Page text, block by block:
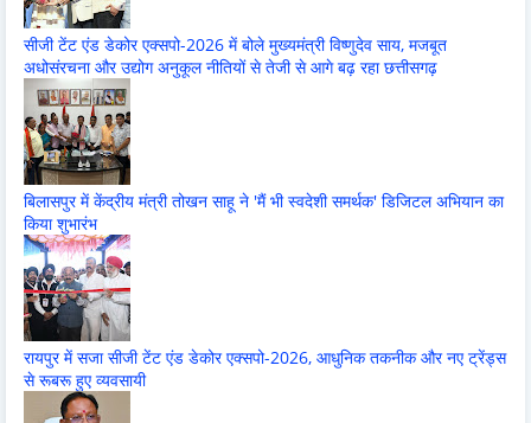
सीजी टेंट एंड डेकोर एक्सपो-2026 में बोले मुख्यमंत्री विष्णुदेव साय, मजबूत
अधोसंरचना और उद्योग अनुकूल नीतियों से तेजी से आगे बढ़ रहा छत्तीसगढ़
बिलासपुर में केंद्रीय मंत्री तोखन साहू ने 'मैं भी स्वदेशी समर्थक' डिजिटल अभियान का
किया शुभारंभ
रायपुर में सजा सीजी टेंट एंड डेकोर एक्सपो-2026, आधुनिक तकनीक और नए ट्रेंड्स
से रूबरू हुए व्यवसायी